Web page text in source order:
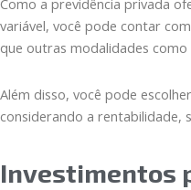
variável, você pode contar
que outras modalidades
Além disso, você pode
considerando a rentabilidade,
Investimentos